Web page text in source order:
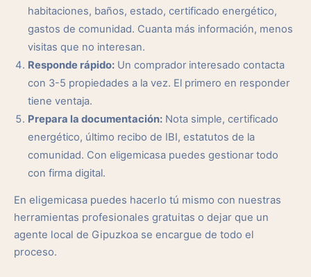
habitaciones, baños, estado, certificado energético,
gastos de comunidad. Cuanta más información, menos
visitas que no interesan.
Responde rápido: Un comprador interesado contacta
con 3-5 propiedades a la vez. El primero en responder
tiene ventaja.
Prepara la documentación: Nota simple, certificado
energético, último recibo de IBI, estatutos de la
comunidad. Con eligemicasa puedes gestionar todo
con firma digital.
En eligemicasa puedes hacerlo tú mismo con nuestras
herramientas profesionales gratuitas o dejar que un
agente local de Gipuzkoa se encargue de todo el
proceso.